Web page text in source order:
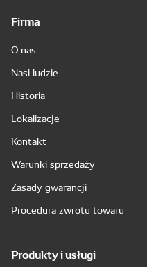
Firma
O nas
Nasi ludzie
Historia
Lokalizacje
Kontakt
Warunki sprzedaży
Zasady gwarancji
Procedura zwrotu towaru
Produkty i usługi